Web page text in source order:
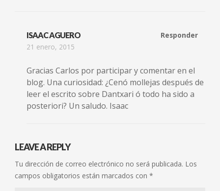
ISAAC AGUERO
21 enero, 2015
Responder
Gracias Carlos por participar y comentar en el
blog. Una curiosidad: ¿Cenó mollejas después de
leer el escrito sobre Dantxari ó todo ha sido a
posteriori? Un saludo. Isaac
LEAVE A REPLY
Tu dirección de correo electrónico no será publicada. Los
campos obligatorios están marcados con *